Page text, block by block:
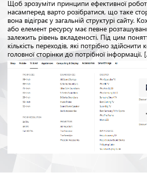
Щоб зрозуміти принципи ефективної
насамперед варто розібратися, що таке
вона відіграє у загальній структурі сайту.
або елемент ресурсу має певне
залежить рівень вкладеності. Під цим
кількість переходів, які потрібно здійснити
головної сторінки до потрібної інформації.